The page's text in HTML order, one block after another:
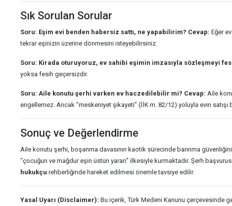
Sık Sorulan Sorular
Soru: Eşim evi benden habersiz sattı, ne yapabilirim? Cevap: Eğer
tekrar eşinizin üzerine dönmesini isteyebilirsiniz.
Soru: Kirada oturuyoruz, ev sahibi eşimin imzasıyla sözleşmeyi
yoksa fesih geçersizdir.
Soru: Aile konutu şerhi varken ev haczedilebilir mi? Cevap: Aile
engellemez. Ancak "meskeniyet şikayeti" (İİK m. 82/12) yoluyla evin satışı
Sonuç ve Değerlendirme
Aile konutu şerhi, boşanma davasının kaotik sürecinde barınma
"çocuğun ve mağdur eşin üstün yararı" ilkesiyle kurmaktadır. Şerh
hukukçu rehberliğinde hareket edilmesi önemle tavsiye edilir.
Yasal Uyarı (Disclaimer): Bu içerik, Türk Medeni Kanunu çerçevesinde